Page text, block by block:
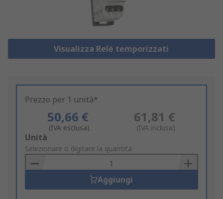
Visualizza Relè temporizzati
Prezzo per 1 unità*
50,66 €
(IVA esclusa)
61,81 €
(IVA inclusa)
Add
to
Basket
Unità
Selezionare o digitare la quantità
Aggiungi